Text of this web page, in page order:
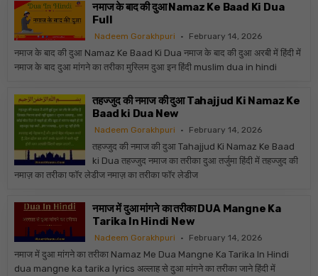
नमाज के बाद की दुआ Namaz Ke Baad Ki Dua
Full
Nadeem Gorakhpuri February 14, 2026
नमाज के बाद की दुआ Namaz Ke Baad Ki Dua नमाज के बाद की दुआ अरबी में हिंदी में
नमाज के बाद दुआ मांगने का तरीका मुस्लिम दुआ इन हिंदी muslim dua in hindi
तहज्जुद की नमाज की दुआ Tahajjud Ki Namaz Ke
Baad ki Dua New
Nadeem Gorakhpuri February 14, 2026
तहज्जुद की नमाज की दुआ Tahajjud Ki Namaz Ke Baad
ki Dua तहज्जुद नमाज का तरीका दुआ तर्जुमा हिंदी में तहज्जुद की
नमाज़ का तरीका फॉर लेडीज नमाज़ का तरीका फॉर लेडीज
नमाज में दुआ मांगने का तरीका DUA Mangne Ka
Tarika In Hindi New
Nadeem Gorakhpuri February 14, 2026
नमाज में दुआ मांगने का तरीका Namaz Me Dua Mangne Ka Tarika In Hindi
dua mangne ka tarika lyrics अल्लाह से दुआ मांगने का तरीका जाने हिंदी में